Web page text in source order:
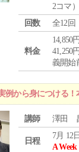
2コマ）
回数
全12回
料金
14,850
41,250
義開始
から身につける！
講師 澤田
日程
7月 12
A Week